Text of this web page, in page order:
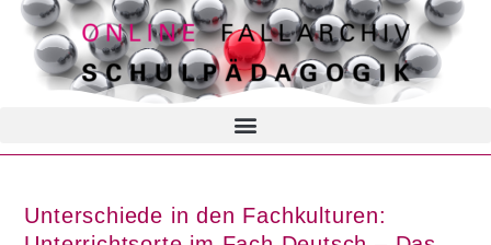
Unterschiede in den Fachkulturen: